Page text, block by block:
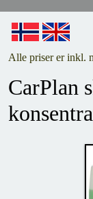
Alle priser er inkl.
CarPlan